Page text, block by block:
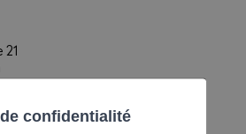
confidentialité